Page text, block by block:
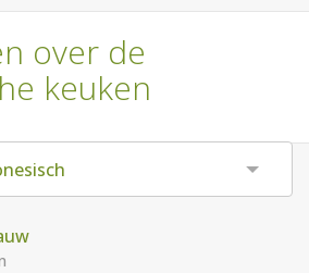
INLOGGEN
AANMELDEN
HOME
RECEPTEN
over de
keuken